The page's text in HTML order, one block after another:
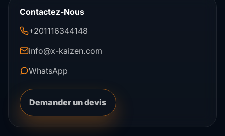
Contactez-Nous
+201116344148
info@x-kaizen.com
WhatsApp
Demander un devis